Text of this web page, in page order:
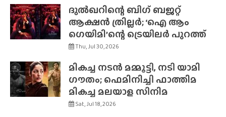
ദുൽഖറിന്റെ ബിഗ് ബജറ്റ്
ആക്ഷൻ ത്രില്ലർ; ‘ഐ ആം
ഗെയിമി’ന്റെ ട്രെയിലർ പുറത്ത്
Thu, Jul 30, 2026
മികച്ച നടൻ മമ്മൂട്ടി, നടി യാമി
ഗൗതം; ഫെമിനിച്ചി ഫാത്തിമ
മികച്ച മലയാള സിനിമ
Sat, Jul 18, 2026